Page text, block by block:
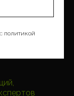
политикой